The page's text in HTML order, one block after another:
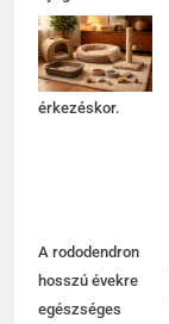
biztonságos
otthont egy
kiscicának
érkezéskor.
A rododendron
hosszú évekre
egészséges